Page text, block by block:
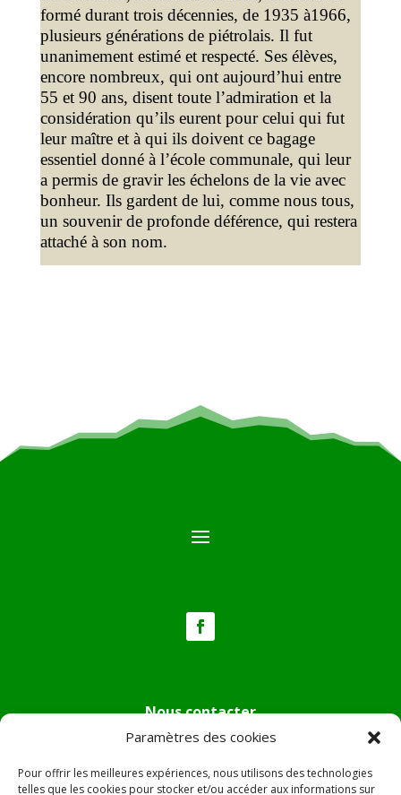
Paramètres des cookies
Pour offrir les meilleures expériences, nous utilisons des technologies
telles que les cookies pour stocker et/ou accéder aux informations sur
formé durant trois décennies, de 1935 à1966,
plusieurs générations de piétrolais. Il fut
unanimement estimé et respecté. Ses élèves,
encore nombreux, qui ont aujourd’hui entre
55 et 90 ans, disent toute l’admiration et la
considération qu’ils eurent pour celui qui fut
leur maître et à qui ils doivent ce bagage
essentiel donné à l’école communale, qui leur
a permis de gravir les échelons de la vie avec
bonheur. Ils gardent de lui, comme nous tous,
un souvenir de profonde déférence, qui restera
attaché à son nom.
Nous contacter
Tél :04.95.36.24.02
Mail:
mairie.pietradiverde@wanadoo.fr
Adresse :Hôtel de ville de Pietra di Verde